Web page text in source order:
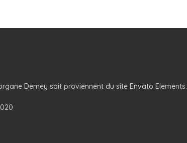
Demey soit proviennent du site Envato Elements.